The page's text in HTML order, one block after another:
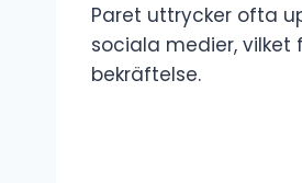
Paret uttrycker ofta
sociala medier,
bekräftelse.